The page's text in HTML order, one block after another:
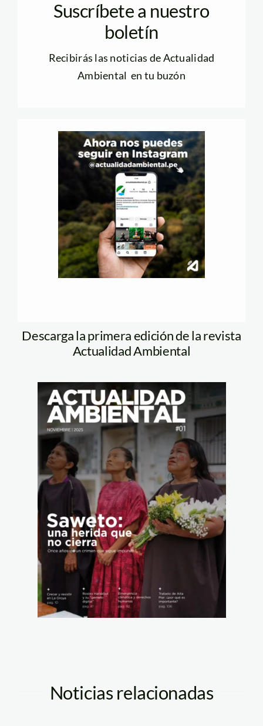
Suscríbete a nuestro
boletín
Recibirás las noticias de Actualidad
Ambiental en tu buzón
Descarga la primera edición de la revista
Actualidad Ambiental
Noticias relacionadas